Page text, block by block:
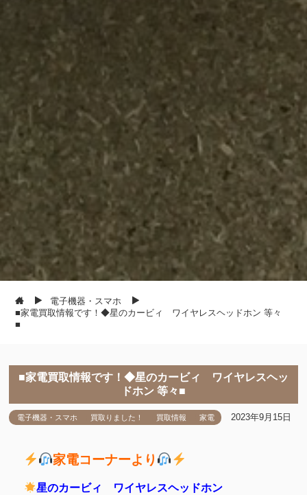
電子機器・スマホ
■家電買取情報です！◆星のカービィ ワイヤレスヘッドホン 等々
■
■家電買取情報です！◆星のカービィ ワイヤレスヘッ
ドホン 等々■
電子機器・スマホ 買取りました！ 買取情報 家電 2023年9月15日
家電コーナーより
星のカービィ ワイヤレスヘッドホン